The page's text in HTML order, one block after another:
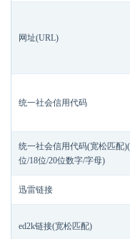
网址(URL)
统一社会信用代码
统一社会信用代码(宽松匹配
位/18位/20位数字/字母)
迅雷链接
ed2k链接(宽松匹配)